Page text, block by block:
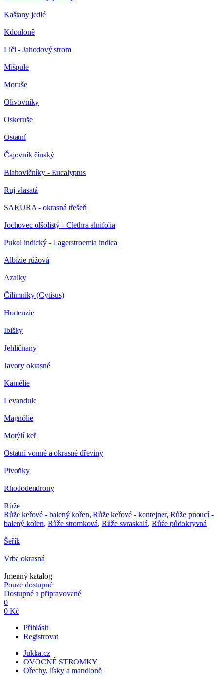
Kaštany jedlé
Kdouloně
Liči - Jahodový strom
Mišpule
Moruše
Olivovníky
Oskeruše
Ostatní
Čajovník čínský
Blahovičníky - Eucalyptus
Ruj vlasatá
SAKURA - okrasná třešeň
Jochovec olšolistý - Clethra alnifolia
Pukol indický - Lagerstroemia indica
Albízie růžová
Azalky
Čilimníky (Cytisus)
Hortenzie
Ibišky
Jehličnany
Javory okrasné
Kamélie
Levandule
Magnólie
Motýlí keř
Ostatní vonné a okrasné dřeviny
Pivoňky
Rhododendrony
Růže
Růže keřové - balený kořen, Růže keřové - kontejner, Růže pnoucí -
balený kořen, Růže stromková, Růže svraskalá, Růže půdokryvná
Šeřík
Vrba okrasná
Jmenný katalog
Pouze dostupné
Dostupné a připravované
0
0 Kč
Přihlásit
Registrovat
Jukka.cz
OVOCNÉ STROMKY
Ořechy, lísky a mandloně